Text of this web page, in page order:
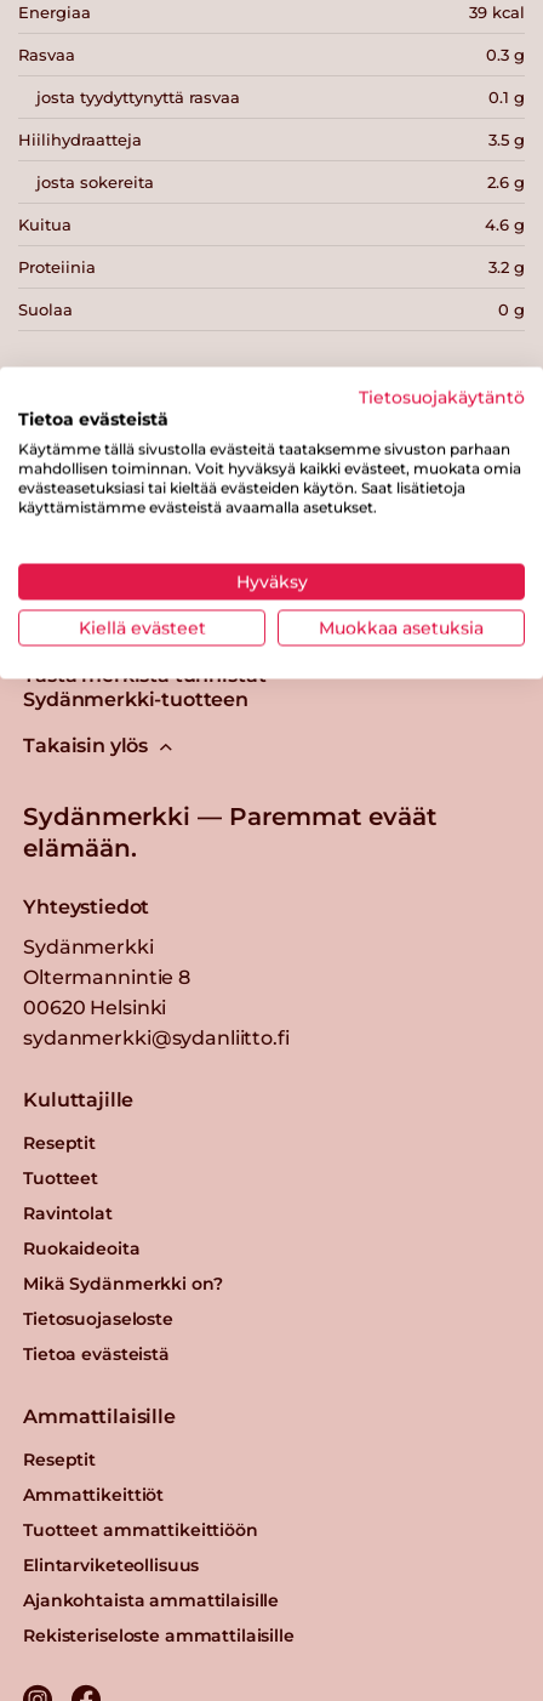
Energiaa 39 kcal
Rasvaa 0.3 g
josta tyydyttynyttä rasvaa 0.1 g
Hiilihydraatteja 3.5 g
josta sokereita 2.6 g
Kuitua 4.6 g
Proteiinia 3.2 g
Suolaa 0 g
Tulosta sivu Jaa tuote
Tästä merkistä tunnistat
Sydänmerkki-tuotteen
Takaisin ylös
Sydänmerkki — Paremmat eväät
elämään.
Yhteystiedot
Sydänmerkki
Oltermannintie 8
00620 Helsinki
sydanmerkki@sydanliitto.fi
Kuluttajille
Reseptit
Tuotteet
Ravintolat
Ruokaideoita
Mikä Sydänmerkki on?
Tietosuojaseloste
Tietoa evästeistä
Ammattilaisille
Reseptit
Ammattikeittiöt
Tuotteet ammattikeittiöön
Elintarviketeollisuus
Ajankohtaista ammattilaisille
Rekisteriseloste ammattilaisille
Tietosuojakäytäntö
Tietoa evästeistä
Käytämme tällä sivustolla evästeitä taataksemme sivuston parhaan
mahdollisen toiminnan. Voit hyväksyä kaikki evästeet, muokata omia
evästeasetuksiasi tai kieltää evästeiden käytön. Saat lisätietoja
käyttämistämme evästeistä avaamalla asetukset.
Hyväksy
Kiellä evästeet Muokkaa asetuksia